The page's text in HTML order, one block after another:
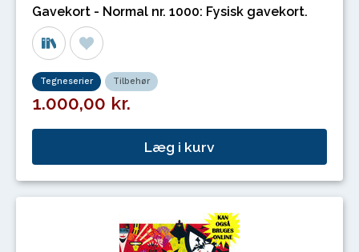
Gavekort - Normal nr. 1000: Fysisk gavekort.
Tegneserier Tilbehør
1.000,00 kr.
Læg i kurv